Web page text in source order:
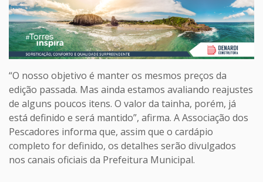
“O nosso objetivo é manter os mesmos preços da
edição passada. Mas ainda estamos avaliando reajustes
de alguns poucos itens. O valor da tainha, porém, já
está definido e será mantido”, afirma. A Associação dos
Pescadores informa que, assim que o cardápio
completo for definido, os detalhes serão divulgados
nos canais oficiais da Prefeitura Municipal.